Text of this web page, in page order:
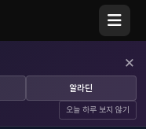
알라딘
오늘 하루 보지 않기
×